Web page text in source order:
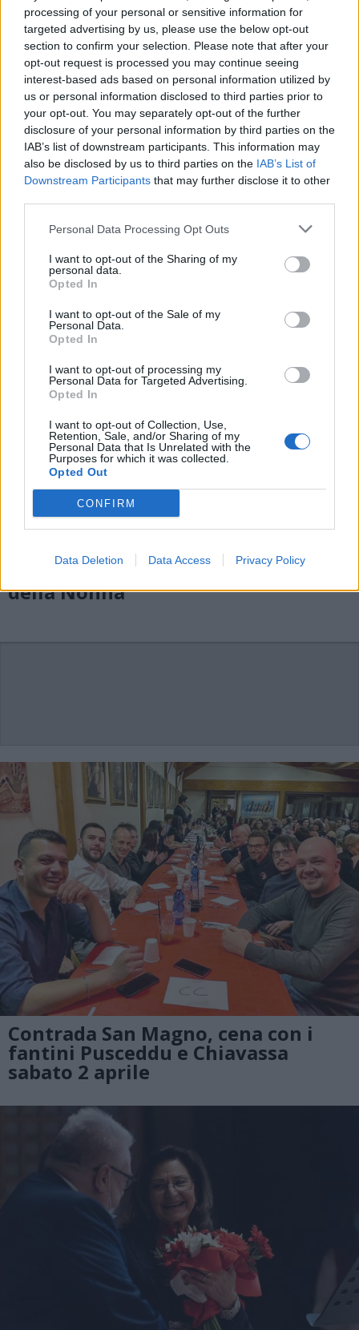
processing of your personal or sensitive information for
targeted advertising by us, please use the below opt-out
section to confirm your selection. Please note that after your
opt-out request is processed you may continue seeing
interest-based ads based on personal information utilized by
us or personal information disclosed to third parties prior to
your opt-out. You may separately opt-out of the further
disclosure of your personal information by third parties on the
IAB’s list of downstream participants. This information may
also be disclosed by us to third parties on the IAB’s List of
Downstream Participants that may further disclose it to other
Personal Data Processing Opt Outs
I want to opt-out of the Sharing of my
personal data.
Opted In
I want to opt-out of the Sale of my
Personal Data.
Opted In
I want to opt-out of processing my
Personal Data for Targeted Advertising.
Opted In
I want to opt-out of Collection, Use,
Retention, Sale, and/or Sharing of my
Personal Data that Is Unrelated with the
Purposes for which it was collected.
Opted Out
CONFIRM
Data Deletion Data Access Privacy Policy
festa in centro a Legnano
In contrada San Magno la Cena
della Nonna
Contrada San Magno, cena con i
fantini Pusceddu e Chiavassa
sabato 2 aprile